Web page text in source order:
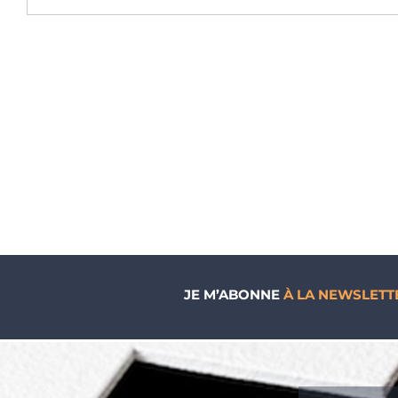
JE M’ABONNE À LA